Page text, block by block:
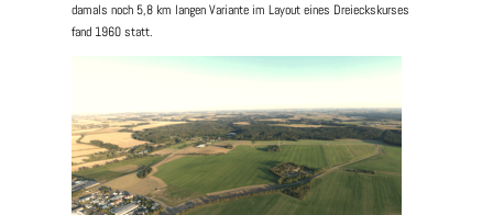
damals noch 5,8 km langen Variante im Layout eines Dreieckskurses
fand 1960 statt.